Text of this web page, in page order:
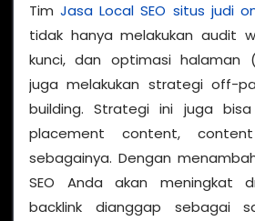
TimJasa Local SEO situs judi
tidak hanya melakukan audit
kunci, dan optimasi halaman
juga melakukan strategi off-
building. Strategi ini juga
placement content,
sebagainya. Dengan
SEO Anda akan meningkat
backlink dianggap sebagai